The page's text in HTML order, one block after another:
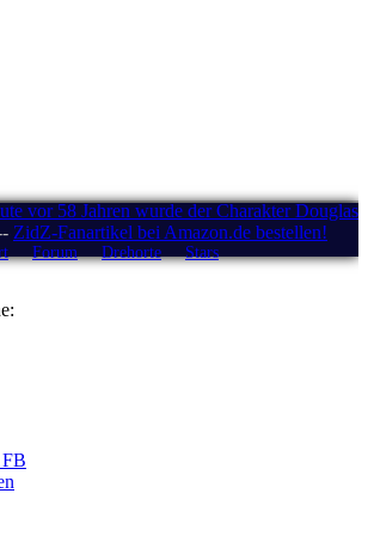
vor 58 Jahren wurde der Charakter Douglas
ZidZ-Fanartikel bei Amazon.de bestellen!
Forum Drehorte Stars